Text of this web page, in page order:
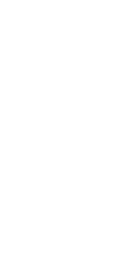
La fase final del
ser utilizado sin
fondos hacia una
propósito y sin
Desde esta
técnicas:
evitar los
cajeros
Todas estas
facilitar su